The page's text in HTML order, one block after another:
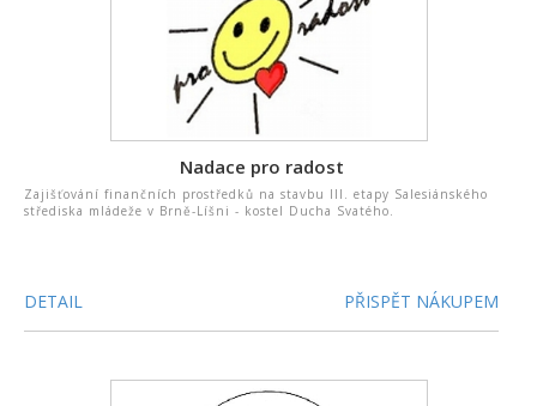
Nadace pro radost
Zajišťování finančních prostředků na stavbu III. etapy Salesiánského
střediska mládeže v Brně-Líšni - kostel Ducha Svatého.
DETAIL PŘISPĚT NÁKUPEM